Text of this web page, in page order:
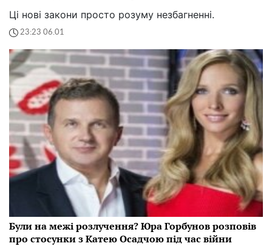
Ці нові закони просто розуму незбагненні.
23:23 06.01
Були на межі розлучення? Юра Горбунов розповів
про стосунки з Катею Осадчою під час війни